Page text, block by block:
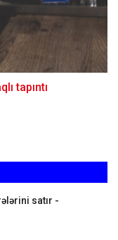
tapıntı
satır -